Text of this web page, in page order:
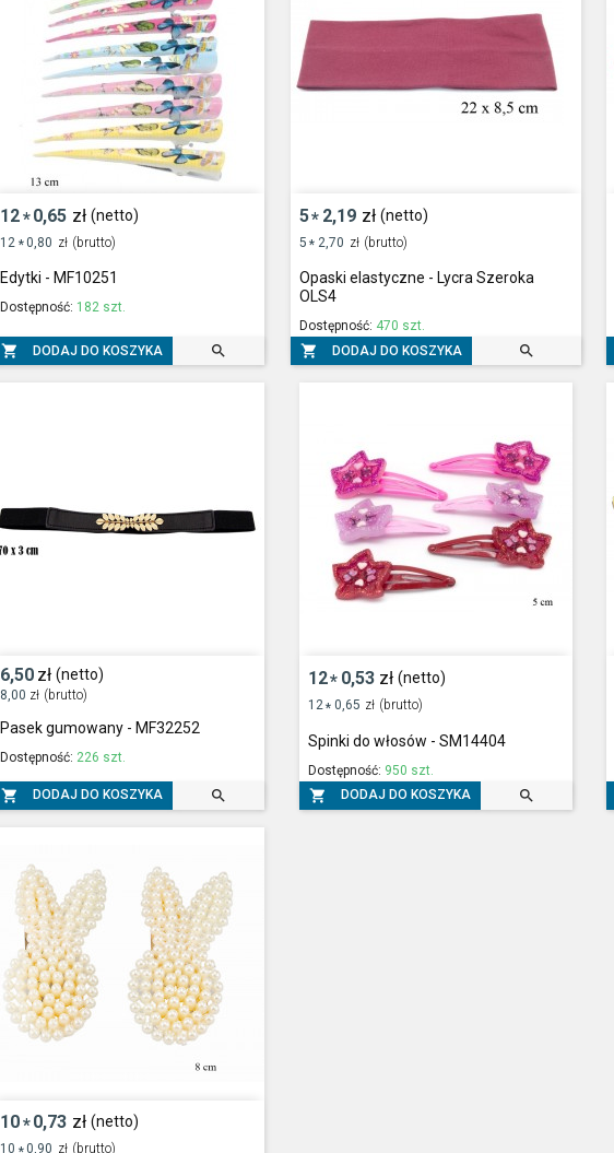
12*0,65 zł (netto)
12 *0,80 zł (brutto)
Edytki - MF10251
Dostępność: 182 szt.
 DODAJ DO KOSZYKA 
5* 2,19 zł (netto)
5 * 2,70 zł (brutto)
Opaski elastyczne - Lycra Szeroka
OLS4
Dostępność: 470 szt.
 DODAJ DO KOSZYKA 
6,50 zł (netto)
8,00 zł (brutto)
Pasek gumowany - MF32252
Dostępność: 226 szt.
 DODAJ DO KOSZYKA 
12* 0,53 zł (netto)
12 * 0,65 zł (brutto)
Spinki do włosów - SM14404
Dostępność: 950 szt.
 DODAJ DO KOSZYKA 
10*0,73 zł (netto)
10 0,90 zł (brutto)